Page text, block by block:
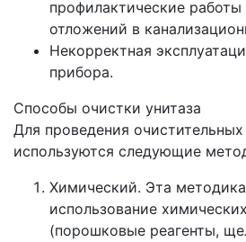
профилактические
отложений в
Некорректная
прибора.
Способы очистки унитаза
Для проведения
используются следующие
Химический. Эта
использование
(порошковые реагенты,